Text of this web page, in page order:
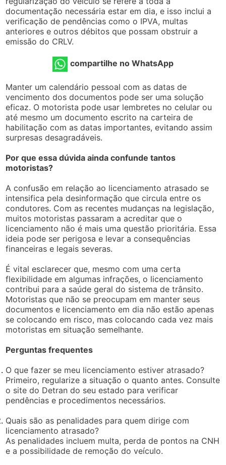
documentação necessária estar em dia, e isso inclui a
verificação de pendências como o IPVA, multas
anteriores e outros débitos que possam obstruir a
emissão do CRLV.
compartilhe no WhatsApp
Manter um calendário pessoal com as datas de
vencimento dos documentos pode ser uma solução
eficaz. O motorista pode usar lembretes no celular ou
até mesmo um documento escrito na carteira de
habilitação com as datas importantes, evitando assim
surpresas desagradáveis.
Por que essa dúvida ainda confunde tantos
motoristas?
A confusão em relação ao licenciamento atrasado se
intensifica pela desinformação que circula entre os
condutores. Com as recentes mudanças na legislação,
muitos motoristas passaram a acreditar que o
licenciamento não é mais uma questão prioritária. Essa
ideia pode ser perigosa e levar a consequências
financeiras e legais severas.
É vital esclarecer que, mesmo com uma certa
flexibilidade em algumas infrações, o licenciamento
contribui para a saúde geral do sistema de trânsito.
Motoristas que não se preocupam em manter seus
documentos e licenciamento em dia não estão apenas
se colocando em risco, mas colocando cada vez mais
motoristas em situação semelhante.
Perguntas frequentes
O que fazer se meu licenciamento estiver atrasado?
Primeiro, regularize a situação o quanto antes. Consulte
o site do Detran do seu estado para verificar
pendências e procedimentos necessários.
Quais são as penalidades para quem dirige com
licenciamento atrasado?
As penalidades incluem multa, perda de pontos na CNH
e a possibilidade de remoção do veículo.